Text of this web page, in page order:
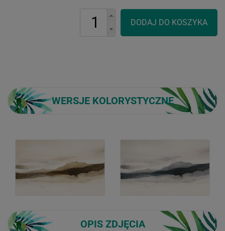
WERSJE KOLORYSTYCZNE
OPIS ZDJĘCIA